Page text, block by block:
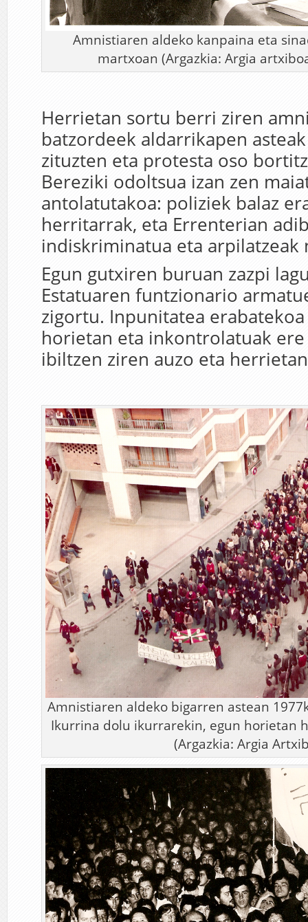
Amnistiaren aldeko kanpaina eta
martxoan (Argazkia: Argia
Herrietan sortu berri ziren
batzordeek aldarrikapen
zituzten eta protesta oso
Bereziki odoltsua izan zen
antolatutakoa: poliziek balaz
herritarrak, eta Errenterian
indiskriminatua eta arpilatzeak
Egun gutxiren buruan zazpi
Estatuaren funtzionario
zigortu. Inpunitatea
horietan eta inkontrolatuak
ibiltzen ziren auzo eta
Amnistiaren aldeko bigarren astean
Ikurrina dolu ikurrarekin, egun horietan
(Argazkia: Argia